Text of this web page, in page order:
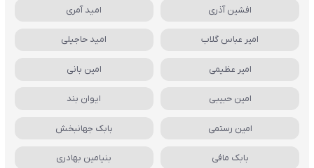
افشین آذری امید آمری
امیر عباس گلاب امید حاجیلی
امیر عظیمی امین بانی
امین حبیبی ایوان بند
امین رستمی بابک جهانبخش
بابک مافی بنیامین بهادری